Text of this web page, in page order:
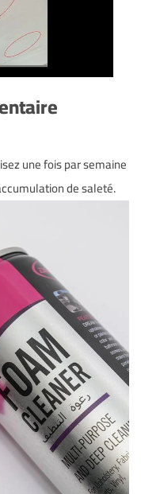
une fois par semaine
de saleté.